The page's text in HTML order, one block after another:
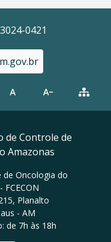
0421
de Controle de
Amazonas
de Oncologia do
FCECON
Planalto
- AM
de 7h às 18h